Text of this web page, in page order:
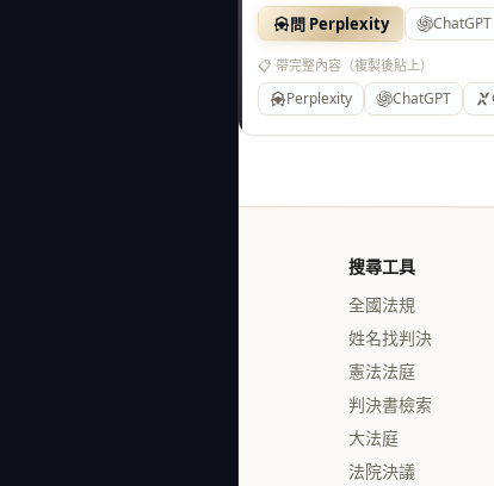
問 Perplexity ChatGPT
📋 帶完整內容（複製後貼上）
Perplexity ChatGPT
搜尋工具
全國法規
姓名找判決
憲法法庭
判決書檢索
大法庭
法院決議